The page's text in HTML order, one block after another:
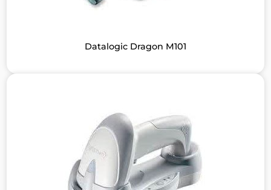
Datalogic Dragon M101